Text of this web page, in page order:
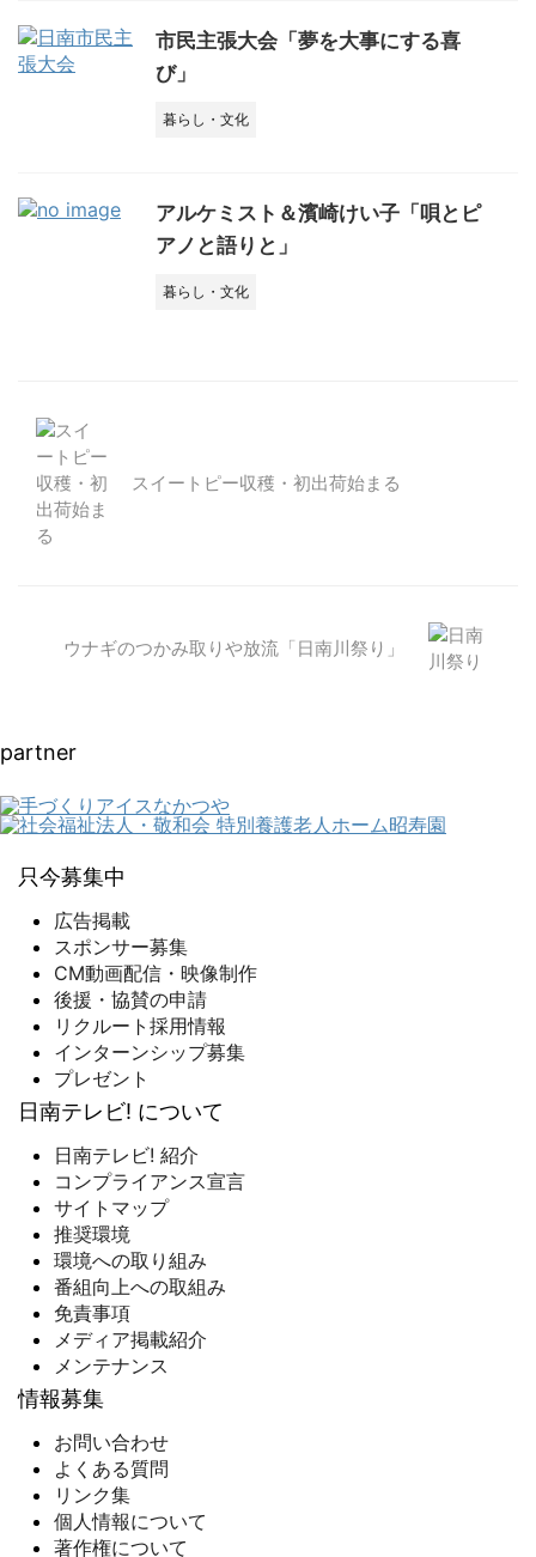
市民主張大会「夢を大事にする喜
び」
暮らし・文化
アルケミスト＆濱崎けい子「唄とピ
アノと語りと」
暮らし・文化
スイートピー収穫・初出荷始まる
ウナギのつかみ取りや放流「日南川祭り」
partner
只今募集中
広告掲載
スポンサー募集
CM動画配信・映像制作
後援・協賛の申請
リクルート採用情報
インターンシップ募集
プレゼント
日南テレビ! について
日南テレビ! 紹介
コンプライアンス宣言
サイトマップ
推奨環境
環境への取り組み
番組向上への取組み
免責事項
メディア掲載紹介
メンテナンス
情報募集
お問い合わせ
よくある質問
リンク集
個人情報について
著作権について